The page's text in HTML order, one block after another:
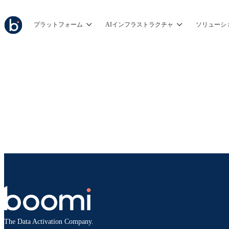
プラットフォーム AIインフラストラクチャ ソリューシ
The Data Activation Company.